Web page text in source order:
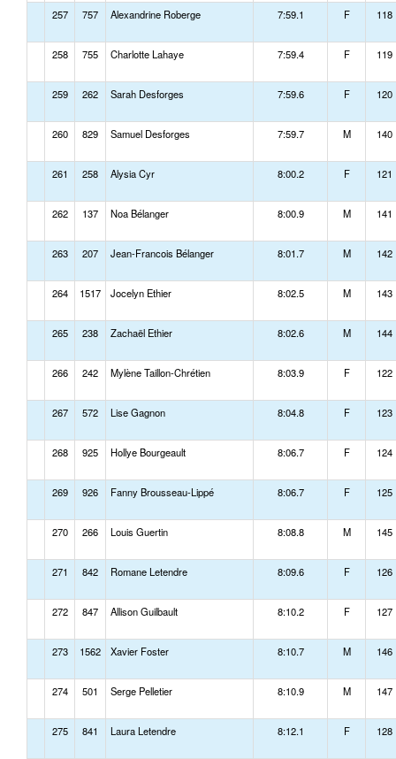
257 757 Alexandrine Roberge 7:59.1 F 118
258 755 Charlotte Lahaye 7:59.4 F 119
259 262 Sarah Desforges 7:59.6 F 120
260 829 Samuel Desforges 7:59.7 M 140
261 258 Alysia Cyr 8:00.2 F 121
262 137 Noa Bélanger 8:00.9 M 141
263 207 Jean-Francois Bélanger 8:01.7 M 142
264 1517 Jocelyn Ethier 8:02.5 M 143
265 238 Zachaël Ethier 8:02.6 M 144
266 242 Mylène Taillon-Chrétien 8:03.9 F 122
267 572 Lise Gagnon 8:04.8 F 123
268 925 Hollye Bourgeault 8:06.7 F 124
269 926 Fanny Brousseau-Lippé 8:06.7 F 125
270 266 Louis Guertin 8:08.8 M 145
271 842 Romane Letendre 8:09.6 F 126
272 847 Allison Guilbault 8:10.2 F 127
273 1562 Xavier Foster 8:10.7 M 146
274 501 Serge Pelletier 8:10.9 M 147
275 841 Laura Letendre 8:12.1 F 128